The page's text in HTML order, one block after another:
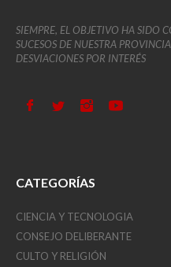
SIEMPRE, EL OBJETIVO HA SIDO
SUCESOS DE NUESTRA
DESVIACIONES POR INTERÉS
CATEGORÍAS
CIENCIA Y TECNOLOGIA
CONSEJO DELIBERANTE
CULTO Y RELIGIÓN